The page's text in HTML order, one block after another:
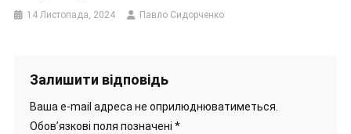
14 Листопада, 2024 Павло Сидорченко
Залишити відповідь
Ваша e-mail адреса не оприлюднюватиметься.
Обов’язкові поля позначені *